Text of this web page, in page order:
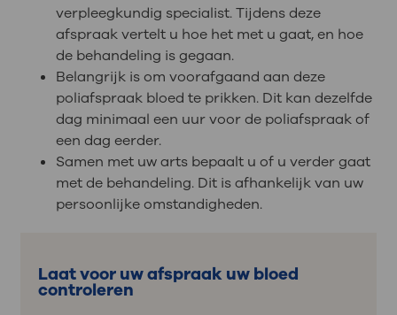
verpleegkundig specialist. Tijdens deze
afspraak vertelt u hoe het met u gaat, en hoe
de behandeling is gegaan.
Belangrijk is om voorafgaand aan deze
poliafspraak bloed te prikken. Dit kan dezelfde
dag minimaal een uur voor de poliafspraak of
een dag eerder.
Samen met uw arts bepaalt u of u verder gaat
met de behandeling. Dit is afhankelijk van uw
persoonlijke omstandigheden.
Laat voor uw afspraak uw bloed
controleren